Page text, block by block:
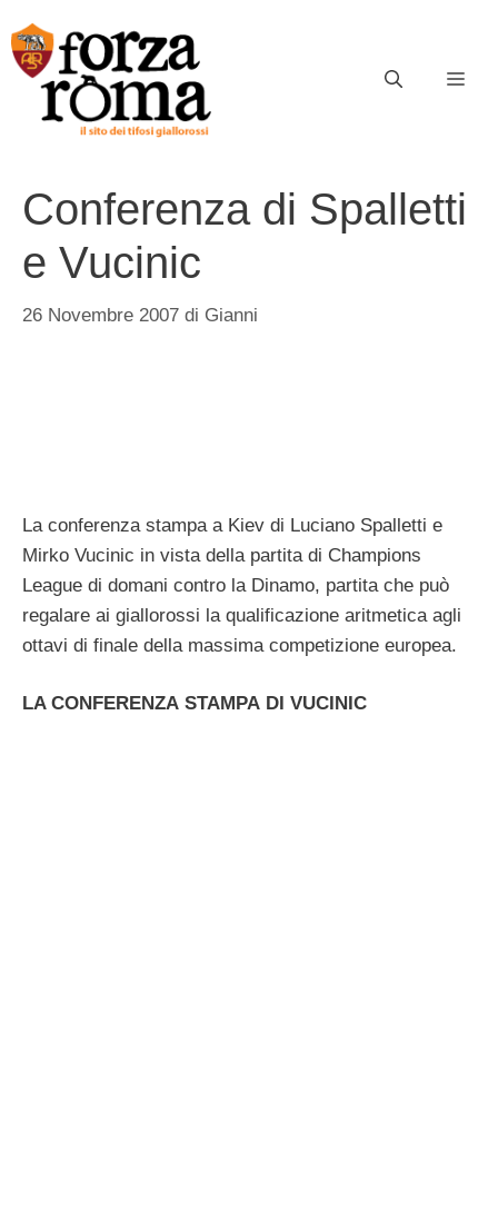
al
contenuto
Conferenza di Spalletti
e Vucinic
26 Novembre 2007 di Gianni
La conferenza stampa a Kiev di Luciano Spalletti e
Mirko Vucinic in vista della partita di Champions
League di domani contro la Dinamo, partita che può
regalare ai giallorossi la qualificazione aritmetica agli
ottavi di finale della massima competizione europea.
LA CONFERENZA STAMPA DI VUCINIC